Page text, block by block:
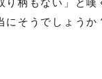
にそうでしょうか